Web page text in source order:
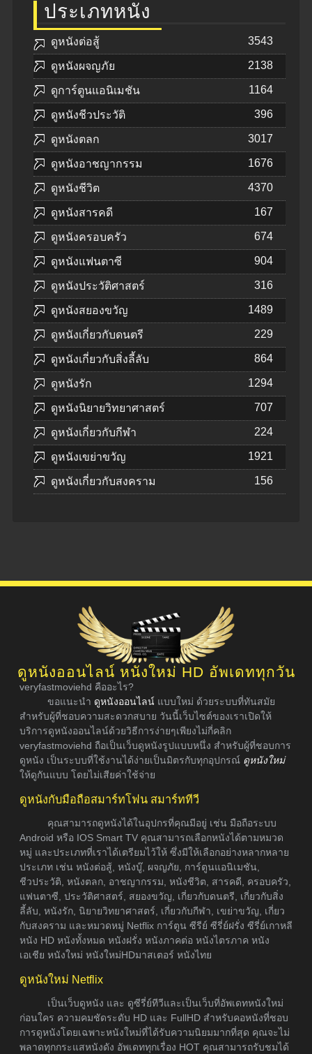
ประเภทหนัง
ดูหนังต่อสู้ 3543
ดูหนังผจญภัย 2138
ดูการ์ตูนแอนิเมชัน 1164
ดูหนังชีวประวัติ 396
ดูหนังตลก 3017
ดูหนังอาชญากรรม 1676
ดูหนังชีวิต 4370
ดูหนังสารคดี 167
ดูหนังครอบครัว 674
ดูหนังแฟนตาซี 904
ดูหนังประวัติศาสตร์ 316
ดูหนังสยองขวัญ 1489
ดูหนังเกี่ยวกับดนตรี 229
ดูหนังเกี่ยวกับสิ่งลี้ลับ 864
ดูหนังรัก 1294
ดูหนังนิยายวิทยาศาสตร์ 707
ดูหนังเกี่ยวกับกีฬา 224
ดูหนังเขย่าขวัญ 1921
ดูหนังเกี่ยวกับสงคราม 156
ดูหนังออนไลน์ หนังใหม่ HD อัพเดททุกวัน
veryfastmoviehd คืออะไร?
ขอแนะนำ ดูหนังออนไลน์ แบบใหม่ ด้วยระบบที่ทันสมัย
สำหรับผู้ที่ชอบความสะดวกสบาย วันนี้เว็บไซต์ของเราเปิดให้
บริการดูหนังออนไลน์ด้วยวิธีการง่ายๆเพียงไม่กี่คลิก
veryfastmoviehd ถือเป็นเว็บดูหนังรูปแบบหนึ่ง สำหรับผู้ที่ชอบการ
ดูหนัง เป็นระบบที่ใช้งานได้ง่ายเป็นมิตรกับทุกอุปกรณ์ ดูหนังใหม่
ให้ดูกันแบบ โดยไม่เสียค่าใช้จ่าย
ดูหนังกับมือถือสมาร์ทโฟน สมาร์ททีวี
คุณสามารถดูหนังได้ในอุปกรที่คุณมีอยู่ เช่น มือถือระบบ
Android หรือ IOS Smart TV คุณสามารถเลือกหนังได้ตามหมวด
หมู่ และประเภทที่เราได้เตรียมไว้ให้ ซึ่งมีให้เลือกอย่างหลากหลาย
ประเภท เช่น หนังต่อสู้, หนังบู๊, ผจญภัย, การ์ตูนแอนิเมชัน,
ชีวประวัติ, หนังตลก, อาชญากรรม, หนังชีวิต, สารคดี, ครอบครัว,
แฟนตาซี, ประวัติศาสตร์, สยองขวัญ, เกี่ยวกับดนตรี, เกี่ยวกับสิ่ง
ลี้ลับ, หนังรัก, นิยายวิทยาศาสตร์, เกี่ยวกับกีฬา, เขย่าขวัญ, เกี่ยว
กับสงคราม และหมวดหมู่ Netflix การ์ตูน ซีรีย์ ซีรี่ย์ฝรั่ง ซีรี่ย์เกาหลี
หนัง HD หนังทั้งหมด หนังฝรั่ง หนังภาคต่อ หนังไตรภาค หนัง
เอเชีย หนังใหม่ หนังใหม่HDมาสเตอร์ หนังไทย
ดูหนังใหม่ Netflix
เป็นเว็บดูหนัง และ ดูซีรี่ย์ทีวีและเป็นเว็บที่อัพเดทหนังใหม่
ก่อนใคร ความคมชัดระดับ HD และ FullHD สำหรับคอหนังที่ชอบ
การดูหนังโดยเฉพาะหนังใหม่ที่ได้รับความนิยมมากที่สุด คุณจะไม่
พลาดทุกกระแสหนังดัง อัพเดททุกเรื่อง HOT คุณสามารถรับชมได้